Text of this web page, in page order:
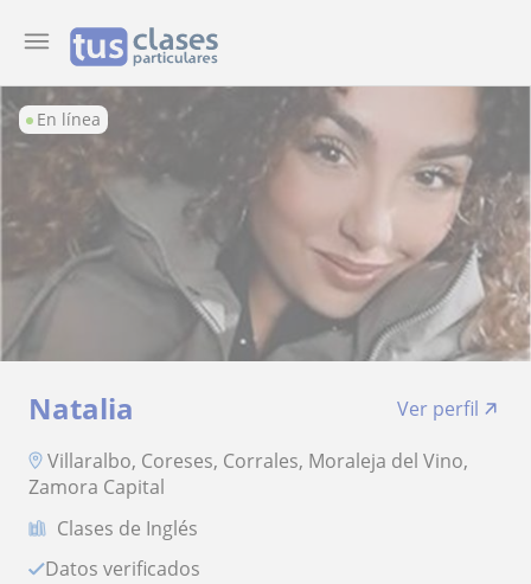
En línea
Natalia
Ver perfil
Villaralbo, Coreses, Corrales, Moraleja del Vino,
Zamora Capital
Clases de Inglés
Datos verificados